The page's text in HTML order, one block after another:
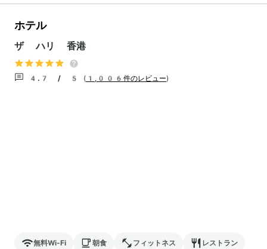
ホテル
ザ ハリ 香港
4.7 / 5 ( 1,006件のレビュー)
無料Wi-Fi 朝食 フィットネス レストラン